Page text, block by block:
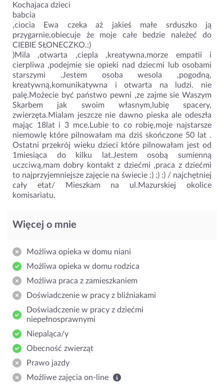
Kochajaca dzieci
babcia
,ciocia Ewa czeka aż jakieś małe srduszko ją
przygarnie,obiecuje że moje całe bedzie należeć do
CIEBIE SŁONECZKO.:)
)Mila ,otwarta ,ciepla ,kreatywna,morze empatii i
cierpliwa ,podejmie sie opieki nad dziecmi lub osobami
starszymi .Jestem osoba wesola ,pogodną,
kreatywną,komunikatywna i otwarta na ludzi. nie
palę.Możecie być państwo pewni ,ze zajme sie Waszym
Skarbem jak swoim własnym,lubię spacery,
zwierzęta.Mialam jeszcze nie dawno pieska ale odeszła
mając 18lat i 3 mce.Lubie to co robię,moje najstarsze
niemowlę które pilnowałam ma dziś skończone 50 lat .
Ostatni przekrój wieku dzieci które pilnowałam jest od
1miesiąca do kilku lat.Jestem osobą sumienną
uczciwą,mam dobry kontakt z dziećmi ,praca z dziećmi
to najprzyjemniejsze zajęcie na świecie :) :) :) / najchętniej
cały etat/ Mieszkam na ul.Mazurskiej okolice
komisariatu.
Więcej o mnie
Możliwa opieka w domu niani
Możliwa opieka w domu rodzica
Możliwa praca z zamieszkaniem
Doświadczenie w pracy z bliźniakami
Doświadczenie w pracy z dziećmi
niepełnosprawnymi
Niepaląca/y
Obecność zwierząt
Prawo jazdy
Możliwe zajęcia on-line